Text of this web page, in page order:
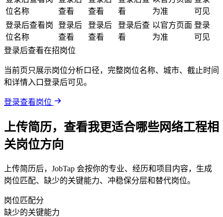
位名称
查看
查看
看
为准
可见
登录后查看岗
位名称
登录后
查看
登录后
查看
登录后查
看
以官方页面
为准
登录
可见
登录后查看在招岗位
当前页只展示岗位分析口径，完整岗位名称、城市、截止时间
和详情入口登录后可见。
登录查看岗位
上传简历，查看我更适合哪些网络工程相
关岗位方向
上传简历后，JobTap 会按你的专业、经历和项目内容，生成
岗位匹配、缺少的关键能力、冲稳保分层和替代岗位。
岗位匹配分
缺少的关键能力